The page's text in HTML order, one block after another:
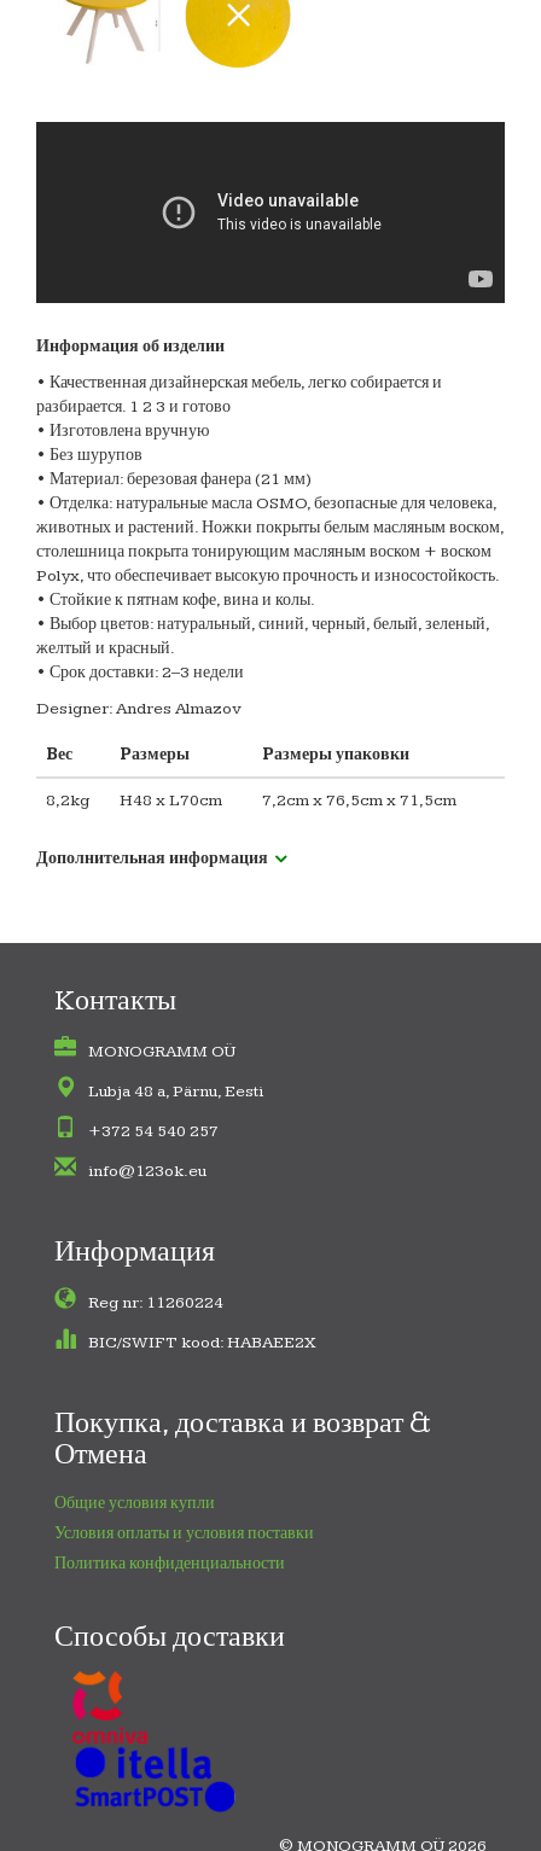
Информация об изделии
• Качественная дизайнерская мебель, легко собирается и
разбирается. 1 2 3 и готово
• Изготовлена вручную
• Без шурупов
• Материал: березовая фанера (21 мм)
• Отделка: натуральные масла OSMO, безопасные для человека,
животных и растений. Ножки покрыты белым масляным воском,
столешница покрыта тонирующим масляным воском + воском
Polyx, что обеспечивает высокую прочность и износостойкость.
• Стойкие к пятнам кофе, вина и колы.
• Выбор цветов: натуральный, синий, черный, белый, зеленый,
желтый и красный.
• Срок доставки: 2–3 недели
Designer: Andres Almazov
Bес Pазмеры Pазмеры упаковки
8,2kg H48 x L70cm 7,2cm x 76,5cm x 71,5cm
Дополнительная информация
Kонтакты
MONOGRAMM OÜ
Lubja 48 a, Pärnu, Eesti
+372 54 540 257
info@123ok.eu
Информация
Reg nr: 11260224
BIC/SWIFT kood: HABAEE2X
Покупка, доставка и возврат &
Отмена
Общие условия купли
Условия оплаты и условия поставки
Политика конфиденциальности
Способы доставки
© MONOGRAMM OÜ 2026